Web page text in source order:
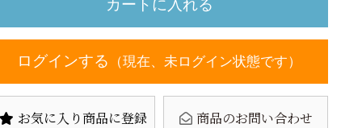
ログインする （現在、未ログイン状態です）
お気に入り商品に登録 商品のお問い合わせ